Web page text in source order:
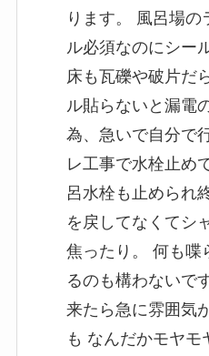
ります。 風呂場の
ル必須なのにシー
床も瓦礫や破片だ
ル貼らないと漏電
為、急いで自分で
レ工事で水栓止め
呂水栓も止められ
を戻してなくてシ
焦ったり。 何も喋
るのも構わないで
来たら急に雰囲気
も なんだかモヤモ